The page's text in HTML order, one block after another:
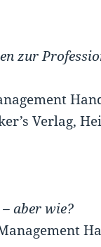
zur
Verlag,
aber wie?